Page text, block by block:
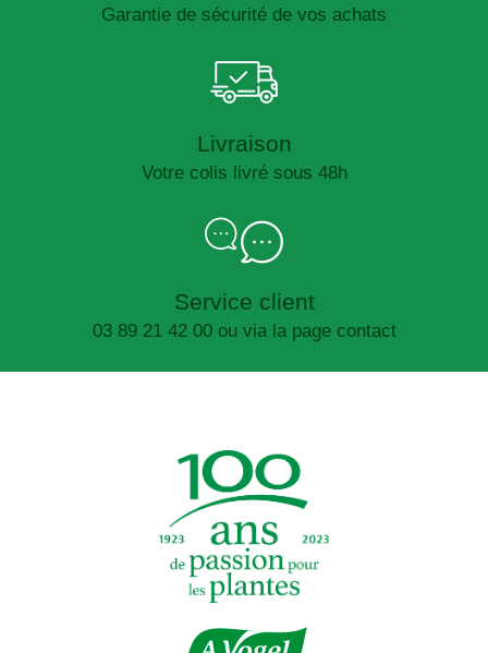
Garantie de sécurité de vos achats
Livraison
Votre colis livré sous 48h
Service client
03 89 21 42 00 ou via la page contact